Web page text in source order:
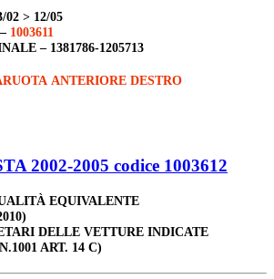
02 > 12/05
1003611
– 1381786-1205713
ANTERIORE DESTRO
2002-2005 codice 1003612
EQUIVALENTE
DELLE VETTURE INDICATE
ART. 14 C)